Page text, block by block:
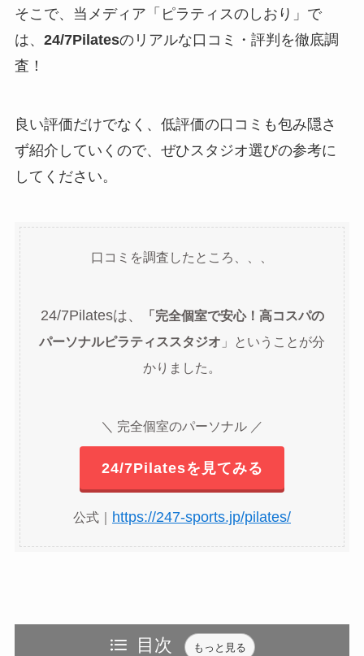
そこで、当メディア「ピラティスのしおり」で
は、 24/7Pilatesのリアルな口コミ・評判を徹底調
査！
良い評価だけでなく、低評価の口コミも包み隠さ
ず紹介していくので、ぜひスタジオ選びの参考に
してください。
口コミを調査したところ、、、
24/7Pilatesは、
「完全個室で安心！高コスパの
パーソナルピラティススタジオ 」ということが分
かりました。
＼ 完全個室のパーソナル ／
24/7Pilatesを見てみる
公式｜ https://247-sports.jp/pilates/
目次 もっと見る